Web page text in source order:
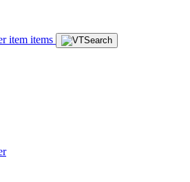
item items